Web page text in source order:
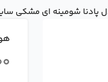
شومینه ای مشکی سایز